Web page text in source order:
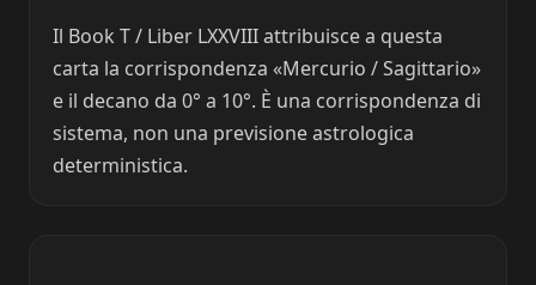
Il Book T / Liber LXXVIII attribuisce a questa
carta la corrispondenza «Mercurio / Sagittario»
e il decano da 0° a 10°. È una corrispondenza di
sistema, non una previsione astrologica
deterministica.